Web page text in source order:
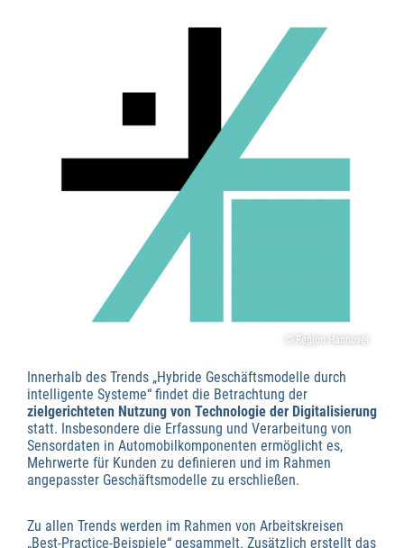
© Region Hannover
Innerhalb des Trends „Hybride Geschäftsmodelle durch
intelligente Systeme“ findet die Betrachtung der
zielgerichteten Nutzung von Technologie der Digitalisierung
statt. Insbesondere die Erfassung und Verarbeitung von
Sensordaten in Automobilkomponenten ermöglicht es,
Mehrwerte für Kunden zu definieren und im Rahmen
angepasster Geschäftsmodelle zu erschließen.
Zu allen Trends werden im Rahmen von Arbeitskreisen
„Best-Practice-Beispiele“ gesammelt. Zusätzlich erstellt das